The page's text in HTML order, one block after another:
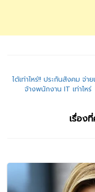
แนะแนว
เรื่อง
ได้เท่าไหร่!! ประกันสังคม จ่าย
จ้างพนักงาน IT เท่าไหร่
เรื่อง